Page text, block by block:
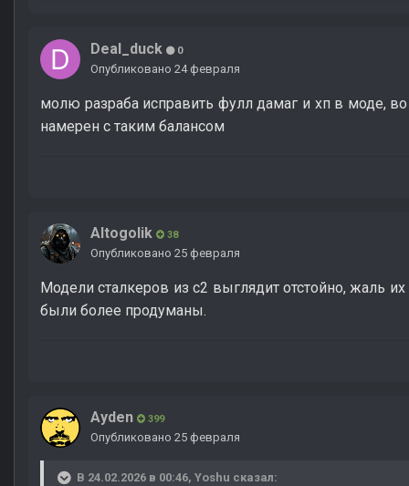
Deal_duck 0
Опубликовано 24 февраля
молю разраба исправить фулл дамаг и хп в моде,
намерен с таким балансом
Altogolik 38
Опубликовано 25 февраля
Модели сталкеров из с2 выглядит отстойно, жаль
были более продуманы.
Ayden 399
Опубликовано 25 февраля
В 24.02.2026 в 00:46, Yoshu сказал: